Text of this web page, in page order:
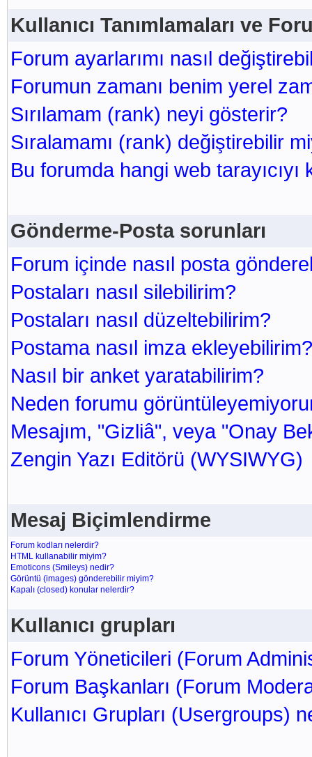
Kullanıcı Tanımlamaları ve
Forum ayarlarımı nasıl
Forumun zamanı benim yerel
Sırılamam (rank) neyi gösterir?
Sıralamamı (rank) değiştirebilir
Bu forumda hangi web tarayıcıyı
Gönderme-Posta sorunları
Forum içinde nasıl posta
Postaları nasıl silebilirim?
Postaları nasıl düzeltebilirim?
Postama nasıl imza ekleyebilirim?
Nasıl bir anket yaratabilirim?
Neden forumu
Mesajım, "Gizliâ", veya "Onay
Zengin Yazı Editörü (WYSIWYG)
Mesaj Biçimlendirme
Forum kodları nelerdir?
HTML kullanabilir miyim?
Emoticons (Smileys) nedir?
Görüntü (images) gönderebilir miyim?
Kapalı (closed) konular nelerdir?
Kullanıcı grupları
Forum Yöneticileri (Forum
Forum Başkanları (Forum
Kullanıcı Grupları (Usergroups)